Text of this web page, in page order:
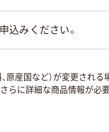
込みください。
原産国など）が変更され
に詳細な商品情報が必